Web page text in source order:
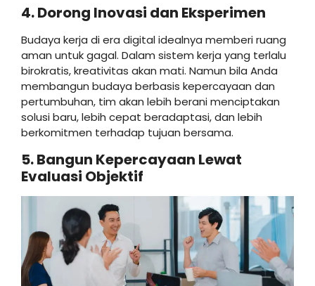
4. Dorong Inovasi dan Eksperimen
Budaya kerja di era digital idealnya memberi ruang
aman untuk gagal. Dalam sistem kerja yang terlalu
birokratis, kreativitas akan mati. Namun bila Anda
membangun budaya berbasis kepercayaan dan
pertumbuhan, tim akan lebih berani menciptakan
solusi baru, lebih cepat beradaptasi, dan lebih
berkomitmen terhadap tujuan bersama.
5. Bangun Kepercayaan Lewat
Evaluasi Objektif